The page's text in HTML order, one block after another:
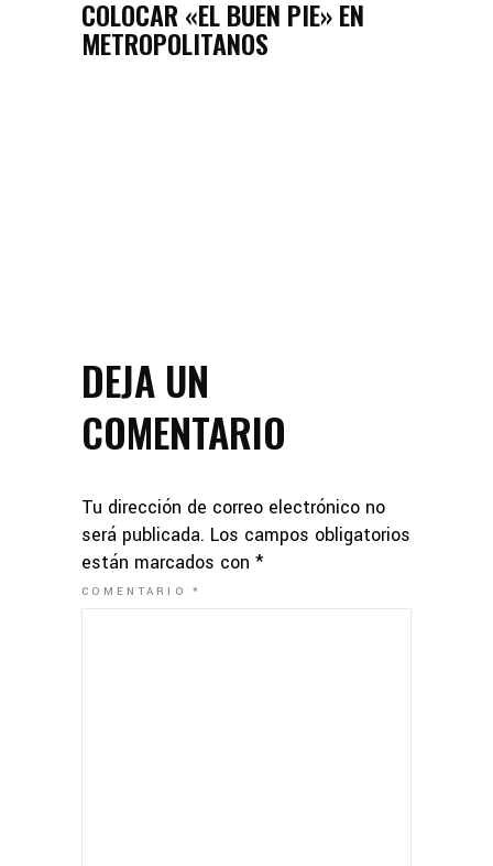
COLOCAR «EL BUEN PIE» EN
METROPOLITANOS
DEJA UN
COMENTARIO
Tu dirección de correo electrónico no
será publicada. Los campos obligatorios
están marcados con *
COMENTARIO*